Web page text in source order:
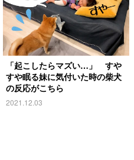
「起こしたらマズい…」 すや
すや眠る妹に気付いた時の柴犬
の反応がこちら
2021.12.03